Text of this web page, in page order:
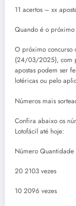
11 acertos – xx
Quando é o próximo
O próximo concurso
(24/03/2025), com
apostas podem ser
lotéricas ou pelo
Números mais
Confira abaixo os
Lotofácil até hoje:
Número Quantidade
20 2103 vezes
10 2096 vezes